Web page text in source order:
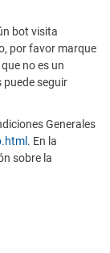
bot visita
por favor marque
no es un
puede seguir
Generales
. En la
sobre la